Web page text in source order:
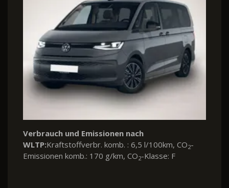
Verbrauch und Emissionen nach
WLTP:Kraftstoffverbr. komb. : 6,5 l/100km, CO2-
Emissionen komb.: 170 g/km, CO2-Klasse: F